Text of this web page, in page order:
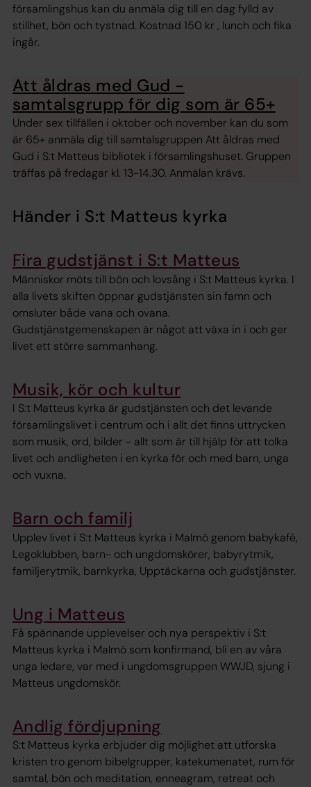
församlingshus kan du anmäla dig till en dag fylld av
stillhet, bön och tystnad. Kostnad 150 kr , lunch och fika
ingår.
Att åldras med Gud -
samtalsgrupp för dig som är 65+
Under sex tillfällen i oktober och november kan du som
är 65+ anmäla dig till samtalsgruppen Att åldras med
Gud i S:t Matteus bibliotek i församlingshuset. Gruppen
träffas på fredagar kl. 13-14.30. Anmälan krävs.
Händer i S:t Matteus kyrka
Fira gudstjänst i S:t Matteus
Människor möts till bön och lovsång i S:t Matteus kyrka. I
alla livets skiften öppnar gudstjänsten sin famn och
omsluter både vana och ovana.
Gudstjänstgemenskapen är något att växa in i och ger
livet ett större sammanhang.
Musik, kör och kultur
I S:t Matteus kyrka är gudstjänsten och det levande
församlingslivet i centrum och i allt det finns uttrycken
som musik, ord, bilder - allt som är till hjälp för att tolka
livet och andligheten i en kyrka för och med barn, unga
och vuxna.
Barn och familj
Upplev livet i S:t Matteus kyrka i Malmö genom babykafé,
Legoklubben, barn- och ungdomskörer, babyrytmik,
familjerytmik, barnkyrka, Upptäckarna och gudstjänster.
Ung i Matteus
Få spännande upplevelser och nya perspektiv i S:t
Matteus kyrka i Malmö som konfirmand, bli en av våra
unga ledare, var med i ungdomsgruppen WWJD, sjung i
Matteus ungdomskör.
Andlig fördjupning
S:t Matteus kyrka erbjuder dig möjlighet att utforska
kristen tro genom bibelgrupper, katekumenatet, rum för
samtal, bön och meditation, enneagram, retreat och